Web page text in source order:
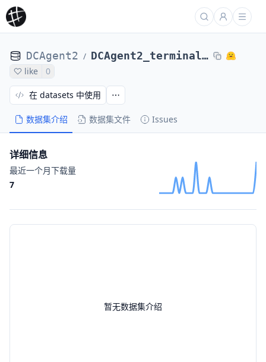
DCAgent2 / DCAgent2_terminal_bench_2_DCAgent_r2egymGPT5CodexPassed-nl2bash-bugsseq_Qwen3-8c1197241
like 0
数据集介绍 数据集文件 Issues
在 datasets 中使用
暂无数据集介绍
详细信息
最近一个月下载量
7